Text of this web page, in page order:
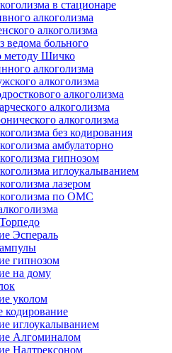
в стационаре
алкоголизма
алкоголизма
ведома больного
методу Шичко
алкоголизма
алкоголизма
алкоголизма
алкоголизма
алкоголизма
без кодирования
амбулаторно
гипнозом
иглоукалыванием
лазером
по ОМС
Эспераль
гипнозом
на дому
уколом
иглоукалыванием
Алгоминалом
Налтрексоном